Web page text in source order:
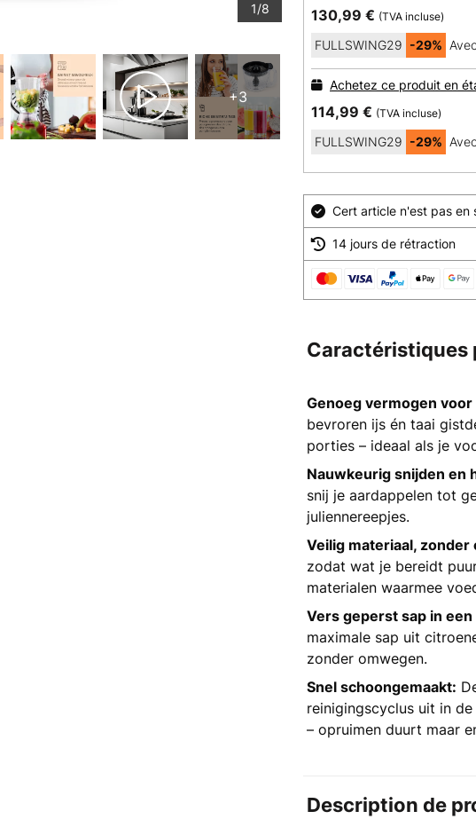
1/8
+3
130,99 € (TVA incluse)
FULLSWING29 -29%
Achetez ce produit en
114,99 € (TVA incluse)
FULLSWING29 -29%
Cert article n'est pas en
14 jours de rétraction
Caractéristiques
Genoeg vermogen
bevroren ijs én taai
porties – ideaal als je
Nauwkeurig snijden en
snij je aardappelen tot
juliennereepjes.
Veilig materiaal, zonder
zodat wat je bereidt
materialen waarmee
Vers geperst sap in
maximale sap uit
zonder omwegen.
Snel schoongemaakt:
reinigingscyclus uit in
– opruimen duurt maar
Description de